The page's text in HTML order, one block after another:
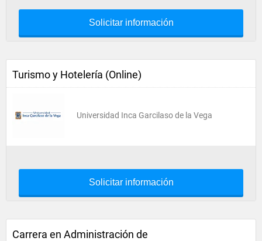
Solicitar información
Turismo y Hotelería (Online)
Universidad Inca Garcilaso de la Vega
Solicitar información
Carrera en Administración de